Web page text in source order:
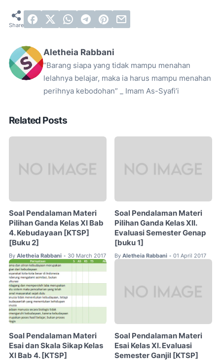
Aletheia Rabbani
“Barang siapa yang tidak mampu menahan
lelahnya belajar, maka ia harus mampu menahan
perihnya kebodohan” _ Imam As-Syafi’i
Related Posts
Soal Pendalaman Materi
Pilihan Ganda Kelas XI Bab
4. Kebudayaan [KTSP]
[Buku 2]
By Aletheia Rabbani • 30 March 2017
Soal Pendalaman Materi
Pilihan Ganda Kelas XII.
Evaluasi Semester Genap
[buku 1]
By Aletheia Rabbani • 01 April 2017
Soal Pendalaman Materi
Esai dan Skala Sikap Kelas
XI Bab 4. [KTSP]
Soal Pendalaman Materi
Esai Kelas XI. Evaluasi
Semester Ganjil [KTSP]